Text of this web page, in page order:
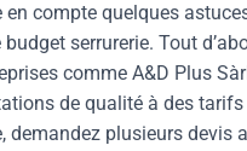
en compte quelques
serrurerie. Tout
comme A&D Plus
de qualité à des tarifs
demandez plusieurs devis